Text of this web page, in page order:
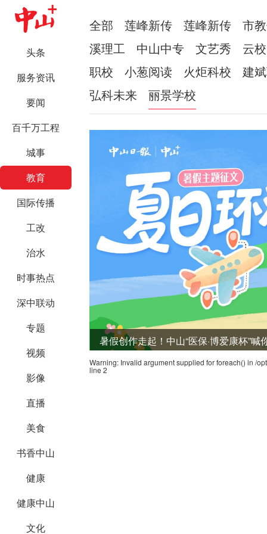
头条
服务资讯
要闻
百千万工程
城事
教育
国际传播
工改
治水
时事热点
深中联动
专题
视频
影像
直播
美食
书香中山
健康
健康中山
文化
全部 莲峰新传 莲峰新传
市
溪理工
中山中专 文艺秀
云
职校
小葱阅读 火炬科校
建
弘科未来
丽景学校
暑假创作走起！中山“医保·博爱康杯”
Warning: Invalid argument supplied for foreach() in /
line 2